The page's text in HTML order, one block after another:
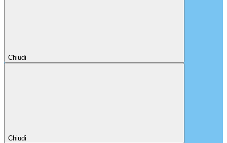
Chiudi
Chiudi